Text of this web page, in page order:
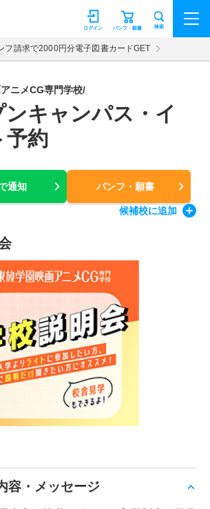
ジョン パンフ・願書
ログイン 検索
フ請求で2000円分電子図書カードGET
ニメCG専門学校/
ンキャンパス・イ
予約
通知 パンフ・願書
候補校に追加
容・メッセージ